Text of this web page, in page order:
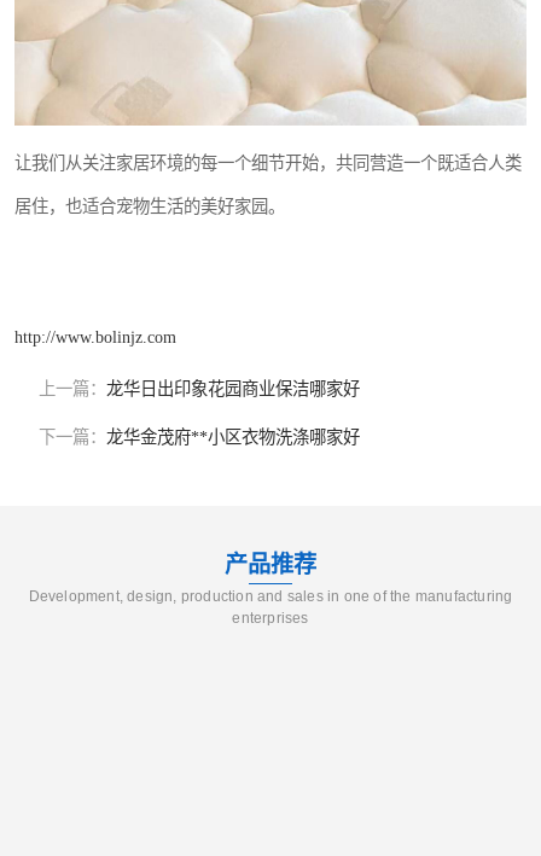
让我们从关注家居环境的每一个细节开始，共同营造一个既适合人类
居住，也适合宠物生活的美好家园。
http://www.bolinjz.com
上一篇： 龙华日出印象花园商业保洁哪家好
下一篇： 龙华金茂府**小区衣物洗涤哪家好
产品推荐
Development, design, production and sales in one of the manufacturing
enterprises